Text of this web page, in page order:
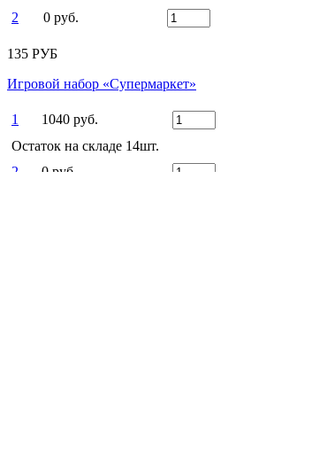
2
0 руб.
135 РУБ
Игровой набор «Супермаркет»
1
1040 руб.
Остаток на складе 14шт.
2
0 руб.